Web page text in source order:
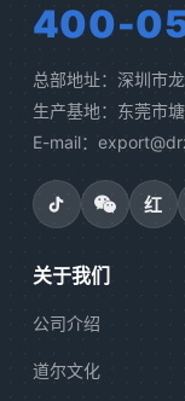
400-
总部地址：深圳市
生产基地：东莞市
E-mail：
红
关于我们
公司介绍
道尔文化